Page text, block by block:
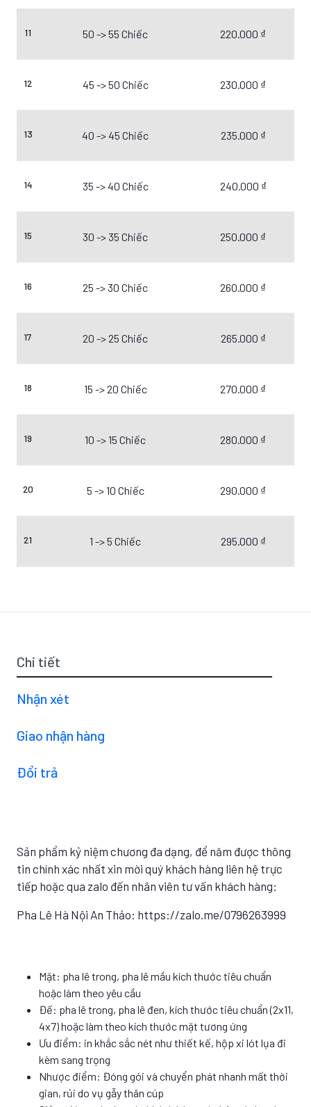
11 50 -> 55 Chiếc 220.000 ₫
12 45 -> 50 Chiếc 230.000 ₫
13 40 -> 45 Chiếc 235.000 ₫
14 35 -> 40 Chiếc 240.000 ₫
15 30 -> 35 Chiếc 250.000 ₫
16 25 -> 30 Chiếc 260.000 ₫
17 20 -> 25 Chiếc 265.000 ₫
18 15 -> 20 Chiếc 270.000 ₫
19 10 -> 15 Chiếc 280.000 ₫
20 5 -> 10 Chiếc 290.000 ₫
21 1 -> 5 Chiếc 295.000 ₫
Chi tiết
Nhận xét
Giao nhận hàng
Đổi trả
Sản phẩm kỷ niệm chương đa dạng, để năm được thông
tin chính xác nhất xin mời quý khách hàng liên hệ trực
tiếp hoặc qua zalo đến nhân viên tư vấn khách hàng:
Pha Lê Hà Nội An Thảo: https://zalo.me/0796263999
Mặt: pha lê trong, pha lê mầu kích thước tiêu chuẩn
hoặc làm theo yêu cầu
Đế: pha lê trong, pha lê đen, kích thước tiêu chuẩn (2x11,
4x7) hoặc làm theo kích thước mặt tương ứng
Ưu điểm: in khắc sắc nét như thiết kế, hộp xi lót lụa đi
kèm sang trọng
Nhược điểm: Đóng gói và chuyển phát nhanh mất thời
gian, rủi do vụ gẫy thân cúp